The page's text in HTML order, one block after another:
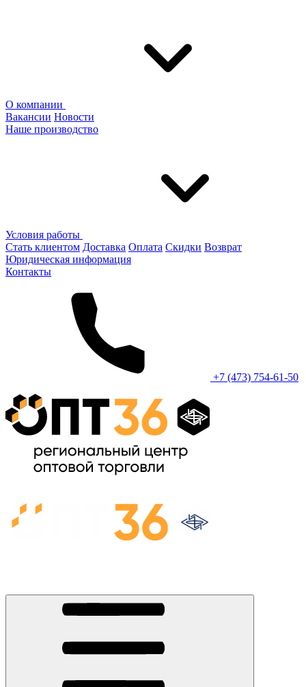
О компании
Вакансии Новости
Наше производство
Условия работы
Стать клиентом Доставка Оплата Скидки Возврат
Юридическая информация
Контакты
+7 (473) 754-61-50